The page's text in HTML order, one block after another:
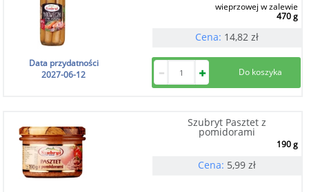
wieprzowej w zalewie
470 g
Cena: 14,82 zł
Data przydatności
2027-06-12
Szubryt Pasztet z
pomidorami
190 g
Cena: 5,99 zł